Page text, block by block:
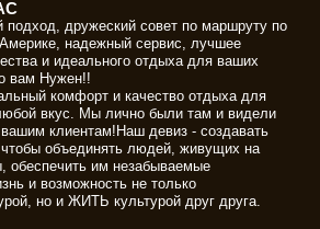
дружеский совет по маршруту по
надежный сервис, лучшее
и идеального отдыха для ваших
вам Нужен!!
комфорт и качество отдыха для
вкус. Мы лично были там и видели
вашим клиентам!Наш девиз - создавать
объединять людей, живущих на
обеспечить им незабываемые
и возможность не только
но и ЖИТЬ культурой друг друга.